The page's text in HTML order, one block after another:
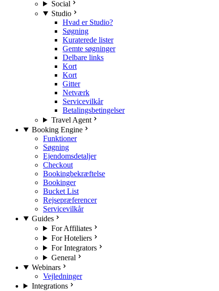
Social
Studio
Hvad er Studio?
Søgning
Kuraterede lister
Gemte søgninger
Delbare links
Kort
Kort
Gitter
Netværk
Servicevilkår
Betalingsbetingelser
Travel Agent
Booking Engine
Funktioner
Søgning
Ejendomsdetaljer
Checkout
Bookingbekræftelse
Bookinger
Bucket List
Rejsepræferencer
Servicevilkår
Guides
For Affiliates
For Hoteliers
For Integrators
General
Webinars
Vejledninger
Integrations